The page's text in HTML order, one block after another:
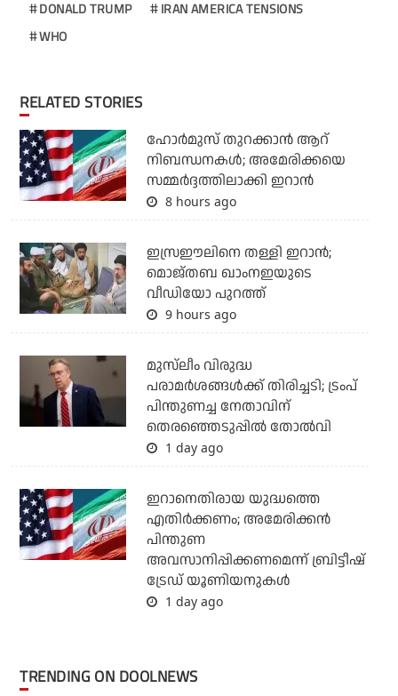
DONALD TRUMP
IRAN AMERICA TENSIONS
WHO
RELATED STORIES
ഹോര്‍മുസ് തുറക്കാന്‍ ആറ്
നിബന്ധനകള്‍; അമേരിക്കയെ
സമ്മര്‍ദ്ദത്തിലാക്കി ഇറാന്‍
8 hours ago
ഇസ്രഈലിനെ തള്ളി ഇറാന്‍;
മൊജ്തബ ഖാംനഇയുടെ
വീഡിയോ പുറത്ത്
9 hours ago
മുസ്‌ലീം വിരുദ്ധ
പരാമര്‍ശങ്ങള്‍ക്ക് തിരിച്ചടി; ട്രംപ്
പിന്തുണച്ച നേതാവിന്
തെരഞ്ഞെടുപ്പില്‍ തോല്‍വി
1 day ago
ഇറാനെതിരായ യുദ്ധത്തെ
എതിര്‍ക്കണം; അമേരിക്കന്‍
പിന്തുണ
അവസാനിപ്പിക്കണമെന്ന് ബ്രിട്ടീഷ്
ട്രേഡ് യൂണിയനുകള്‍
1 day ago
TRENDING ON DOOLNEWS